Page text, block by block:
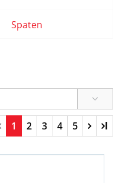
Spaten
1 2 3 4 5 l